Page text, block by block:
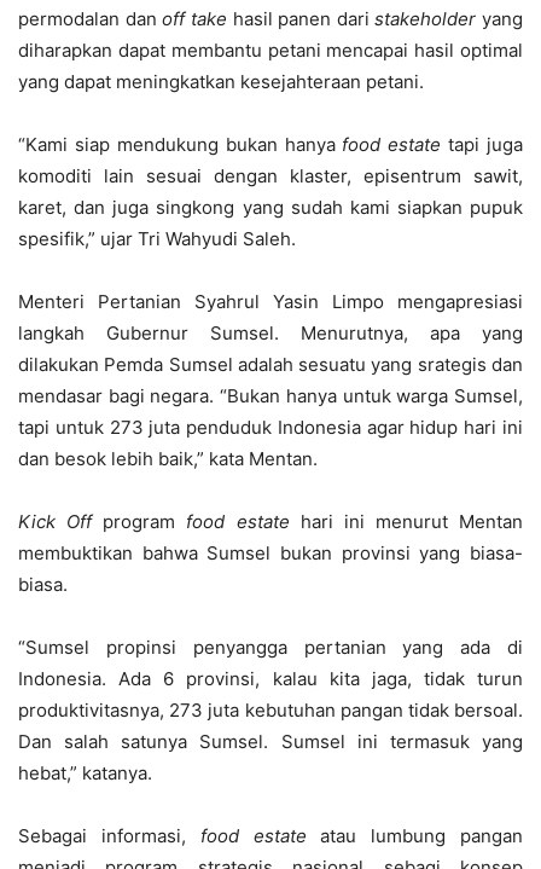
permodalan danoff take hasil panen daristakeholder yang
diharapkan dapat membantu petani mencapai hasil optimal
yang dapat meningkatkan kesejahteraan petani.
“Kami siap mendukung bukan hanya foodestate tapi juga
komoditi lain sesuai dengan klaster, episentrum sawit,
karet, dan juga singkong yang sudah kami siapkan pupuk
spesifik,” ujar Tri Wahyudi Saleh.
Menteri Pertanian Syahrul Yasin Limpo mengapresiasi
langkah Gubernur Sumsel. Menurutnya, apa yang
dilakukan Pemda Sumsel adalah sesuatu yang srategis dan
mendasar bagi negara. “Bukan hanya untuk warga Sumsel,
tapi untuk 273 juta penduduk Indonesia agar hidup hari ini
dan besok lebih baik,” kata Mentan.
Kick Offprogram food estate hari ini menurut Mentan
membuktikan bahwa Sumsel bukan provinsi yang biasa-
biasa.
“Sumsel propinsi penyangga pertanian yang ada di
Indonesia. Ada 6 provinsi, kalau kita jaga, tidak turun
produktivitasnya, 273 juta kebutuhan pangan tidak bersoal.
Dan salah satunya Sumsel. Sumsel ini termasuk yang
hebat,” katanya.
Sebagai informasi, food estate atau lumbung pangan